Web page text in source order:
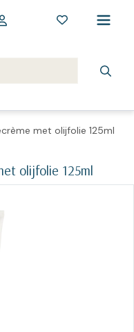
met olijfolie 125ml
olijfolie 125ml